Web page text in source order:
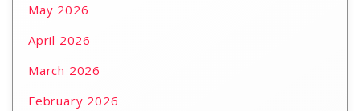
May 2026
April 2026
March 2026
February 2026